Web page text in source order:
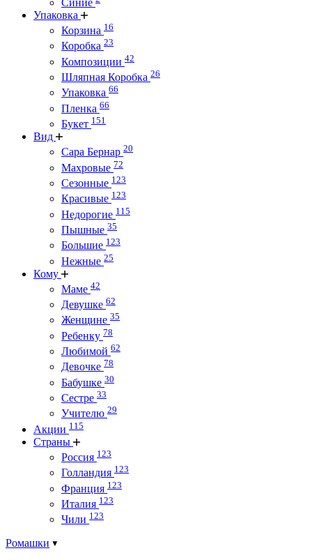
Упаковка
Корзина 16
Коробка 23
Композиции 42
Шляпная Коробка 26
Упаковка 66
Пленка 66
Букет 151
Вид
Сара Бернар 20
Махровые 72
Сезонные 123
Красивые 123
Недорогие 115
Пышные 35
Большие 123
Нежные 25
Кому
Маме 42
Девушке 62
Женщине 35
Ребенку 78
Любимой 62
Девочке 78
Бабушке 30
Сестре 33
Учителю 29
Акции 115
Страны
Россия 123
Голландия 123
Франция 123
Италия 123
Чили 123
Ромашки